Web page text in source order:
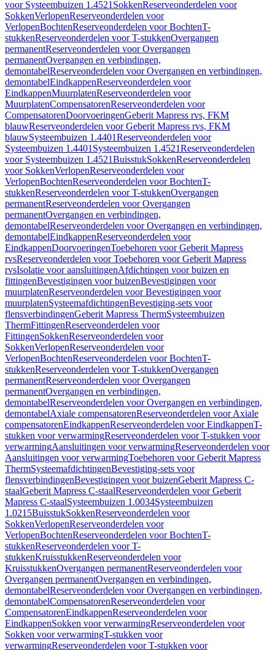
voor Systeembuizen 1.4521 SokkenReserveonderdelen voor
SokkenVerlopenReserveonderdelen voor
VerlopenBochtenReserveonderdelen voor BochtenT-
stukkenReserveonderdelen voor T-stukkenOvergangen
permanentReserveonderdelen voor Overgangen
permanentOvergangen en verbindingen,
demontabelReserveonderdelen voor Overgangen en verbindingen,
demontabelEindkappenReserveonderdelen voor
EindkappenMuurplatenReserveonderdelen voor
MuurplatenCompensatorenReserveonderdelen voor
CompensatorenDoorvoeringenGeberit Mapress rvs, FKM
blauwReserveonderdelen voor Geberit Mapress rvs, FKM
blauwSysteembuizen 1.4401Reserveonderdelen voor
Systeembuizen 1.4401 Systeembuizen 1.4521Reserveonderdelen
voor Systeembuizen 1.4521BuisstukSokkenReserveonderdelen
voor SokkenVerlopenReserveonderdelen voor
VerlopenBochtenReserveonderdelen voor BochtenT-
stukkenReserveonderdelen voor T-stukkenOvergangen
permanentReserveonderdelen voor Overgangen
permanentOvergangen en verbindingen,
demontabelReserveonderdelen voor Overgangen en verbindingen,
demontabelEindkappenReserveonderdelen voor
EindkappenDoorvoeringenToebehoren voor Geberit Mapress
rvsReserveonderdelen voor Toebehoren voor Geberit Mapress
rvsIsolatie voor aansluitingenAfdichtingen voor buizen en
fittingenBevestigingen voor buizenBevestigingen voor
muurplatenReserveonderdelen voor Bevestigingen voor
muurplatenSysteemafdichtingenBevestiging-sets voor
flensverbindingenGeberit Mapress ThermSysteembuizen
ThermFittingenReserveonderdelen voor
FittingenSokkenReserveonderdelen voor
SokkenVerlopenReserveonderdelen voor
VerlopenBochtenReserveonderdelen voor BochtenT-
stukkenReserveonderdelen voor T-stukkenOvergangen
permanentReserveonderdelen voor Overgangen
permanentOvergangen en verbindingen,
demontabelReserveonderdelen voor Overgangen en verbindingen,
demontabelAxiale compensatorenReserveonderdelen voor Axiale
compensatorenEindkappenReserveonderdelen voor EindkappenT-
stukken voor verwarmingReserveonderdelen voor T-stukken voor
verwarmingAansluitingen voor verwarmingReserveonderdelen voor
Aansluitingen voor verwarmingToebehoren voor Geberit Mapress
ThermSysteemafdichtingenBevestiging-sets voor
flensverbindingenBevestigingen voor buizenGeberit Mapress C-
staalGeberit Mapress C-staalReserveonderdelen voor Geberit
Mapress C-staalSysteembuizen 1.0034Systeembuizen
1.0215BuisstukSokkenReserveonderdelen voor
SokkenVerlopenReserveonderdelen voor
VerlopenBochtenReserveonderdelen voor BochtenT-
stukkenReserveonderdelen voor T-
stukkenKruisstukkenReserveonderdelen voor
KruisstukkenOvergangen permanentReserveonderdelen voor
Overgangen permanentOvergangen en verbindingen,
demontabelReserveonderdelen voor Overgangen en verbindingen,
demontabelCompensatorenReserveonderdelen voor
CompensatorenEindkappenReserveonderdelen voor
EindkappenSokken voor verwarmingReserveonderdelen voor
Sokken voor verwarmingT-stukken voor
verwarmingReserveonderdelen voor T-stukken voor